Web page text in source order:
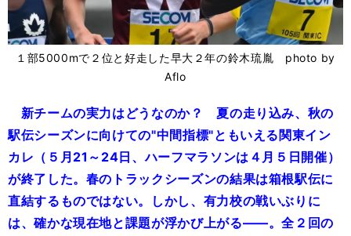
１部5000mで２位と好走した早大２年の鈴木琉胤 photo by
Aflo
新チームの実力はどうなのか？ 夏の走り込み、秋の
駅伝シーズンに向けての"中間指標"ともいえる関東イン
カレ（５月21～24日、ハーフマラソンは４月５日開催）
が終了した。春のトラックシーズンの結果は箱根駅伝に
直結するものではない。しかし、有力校の戦いぶりに
は、確かな現在地と課題が浮かび上がる――。全２回の